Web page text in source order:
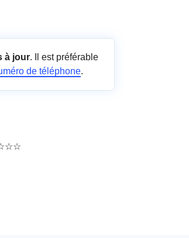
à jour. Il est préférable
de téléphone.